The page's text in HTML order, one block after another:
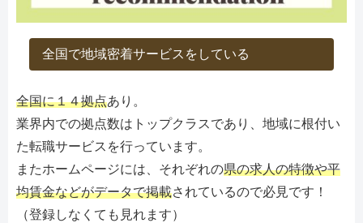
全国で地域密着サービスをしている
全国に１４拠点あり。
業界内での拠点数はトップクラスであり、地域に根付い
た転職サービスを行っています。
またホームページには、それぞれの県の求人の特徴や平
均賃金などがデータで掲載されているので必見です！
（登録しなくても見れます）